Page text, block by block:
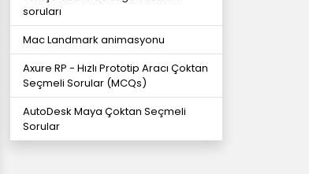
soruları
Mac Landmark animasyonu
Axure RP - Hızlı Prototip Aracı Çoktan
Seçmeli Sorular (MCQs)
AutoDesk Maya Çoktan Seçmeli
Sorular